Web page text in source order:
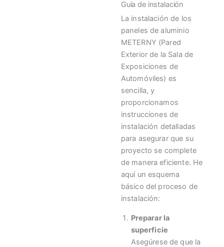
Guía de instalación
La instalación de los
paneles de aluminio
METERNY (Pared
Exterior de la Sala de
Exposiciones de
Automóviles) es
sencilla, y
proporcionamos
instrucciones de
instalación detalladas
para asegurar que su
proyecto se complete
de manera eficiente. He
aquí un esquema
básico del proceso de
instalación:
Preparar la
superficie
Asegúrese de que la